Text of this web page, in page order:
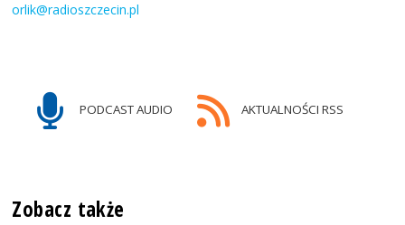
orlik@radioszczecin.pl
PODCAST AUDIO AKTUALNOŚCI RSS
Zobacz także